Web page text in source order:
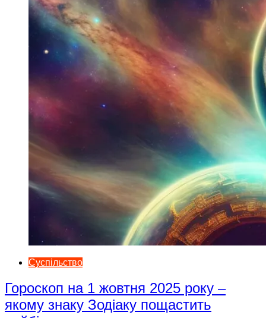
Суспільство
Гороскоп на 1 жовтня 2025 року –
якому знаку Зодіаку пощастить